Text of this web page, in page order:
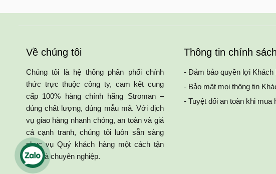
Về chúng tôi
Chúng tôi là hệ thống phân phối chính
thức trực thuộc công ty, cam kết cung
cấp 100% hàng chính hãng Stroman –
đúng chất lượng, đúng mẫu mã. Với dịch
vụ giao hàng nhanh chóng, an toàn và giá
cả cạnh tranh, chúng tôi luôn sẵn sàng
phục vụ Quý khách hàng một cách tận
tâm và chuyên nghiệp.
Thông tin chính sách
- Đảm bảo quyền lợi Khách
- Bảo mật mọi thông tin
- Tuyệt đối an toàn khi mua